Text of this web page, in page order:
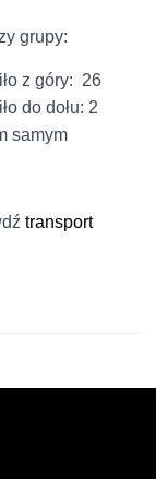
grupy:
z góry: 26
do dołu: 2
samym
transport